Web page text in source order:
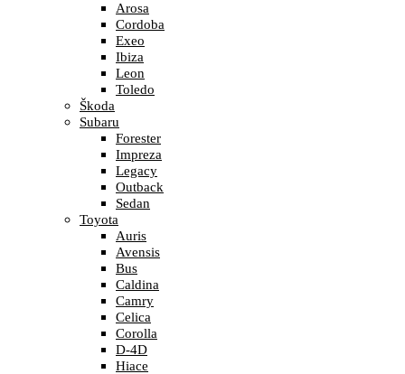
Arosa
Cordoba
Exeo
Ibiza
Leon
Toledo
Škoda
Subaru
Forester
Impreza
Legacy
Outback
Sedan
Toyota
Auris
Avensis
Bus
Caldina
Camry
Celica
Corolla
D-4D
Hiace